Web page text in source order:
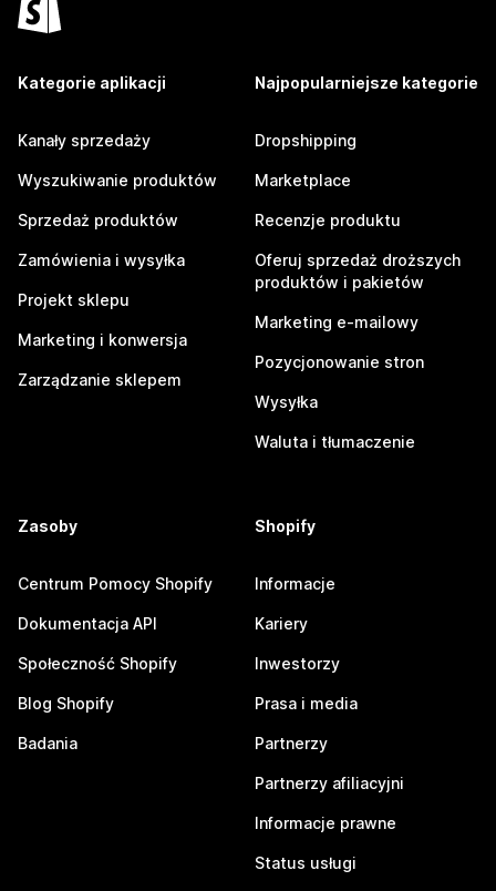
Kategorie aplikacji
Kanały sprzedaży
Wyszukiwanie produktów
Sprzedaż produktów
Zamówienia i wysyłka
Projekt sklepu
Marketing i konwersja
Zarządzanie sklepem
Najpopularniejsze kategorie
Dropshipping
Marketplace
Recenzje produktu
Oferuj sprzedaż droższych
produktów i pakietów
Marketing e-mailowy
Pozycjonowanie stron
Wysyłka
Waluta i tłumaczenie
Zasoby
Centrum Pomocy Shopify
Dokumentacja API
Społeczność Shopify
Blog Shopify
Badania
Shopify
Informacje
Kariery
Inwestorzy
Prasa i media
Partnerzy
Partnerzy afiliacyjni
Informacje prawne
Status usługi